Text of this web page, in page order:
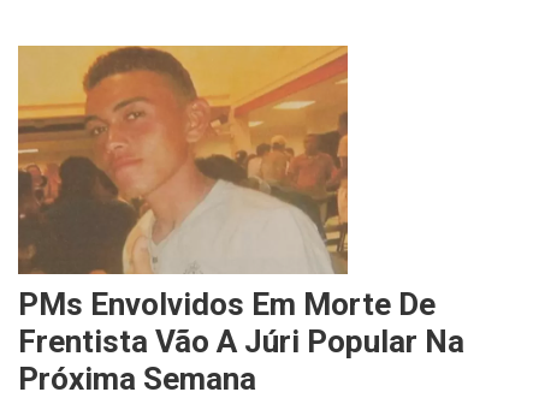
PMs Envolvidos Em Morte De
Frentista Vão A Júri Popular Na
Próxima Semana